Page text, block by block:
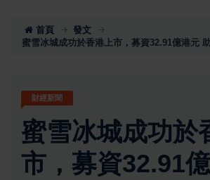
首頁
發文
蜜雪冰城成功於香港上市，募資32.91億港元
財經新聞
蜜雪冰城成功於
市，募資32.91